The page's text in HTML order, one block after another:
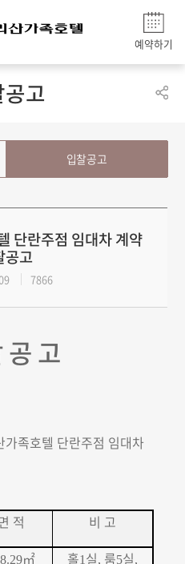
예약하기
고
입찰공고
단란주점 임대차 계약
공고
7866
공 고
가족호텔 단란주점 임대차
적
비 고
㎡ 홀1 실, 룸5실,